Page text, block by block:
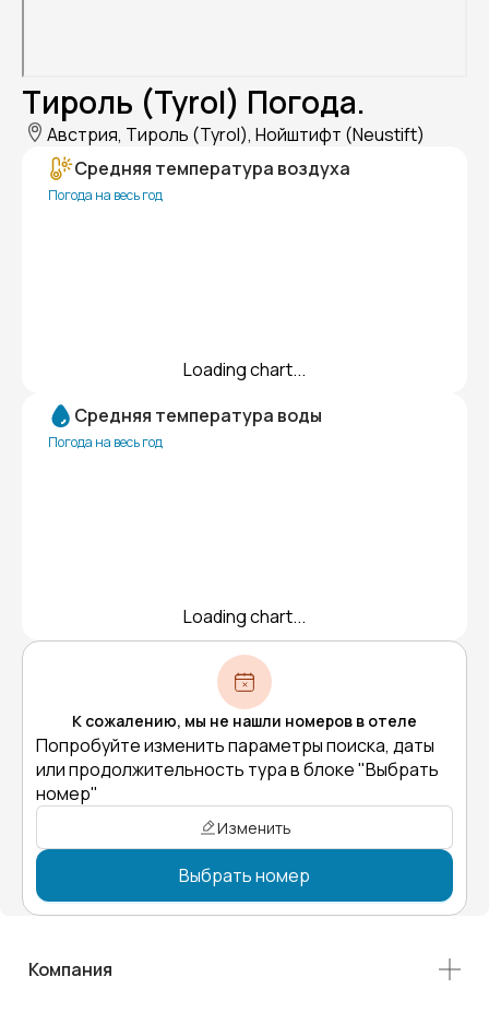
Тироль (Tyrol) Погода.
Австрия, Тироль (Tyrol), Нойштифт (Neustift)
Средняя температура воздуха
Погода на весь год
Loading chart...
Средняя температура воды
Погода на весь год
Loading chart...
К сожалению, мы не нашли номеров в отеле
Попробуйте изменить параметры поиска, даты
или продолжительность тура в блоке "Выбрать
номер"
Изменить
Выбрать номер
Компания